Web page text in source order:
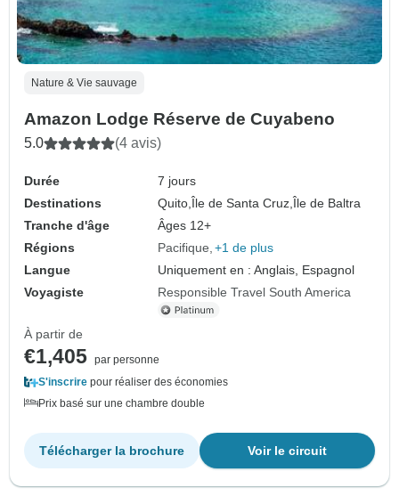
Nature & Vie sauvage
Amazon Lodge Réserve de Cuyabeno
5.0 (4 avis)
Durée
7 jours
Destinations
Quito,Île de Santa Cruz,Île de Baltra
Tranche d'âge
Âges 12+
Régions
Pacifique +1 de plus
Langue
Uniquement en : Anglais, Espagnol
Voyagiste
Responsible Travel South America
À partir de
€1,405 par personne
S'inscrire pour réaliser des économies
Prix basé sur une chambre double
Voir le circuit
Télécharger la brochure